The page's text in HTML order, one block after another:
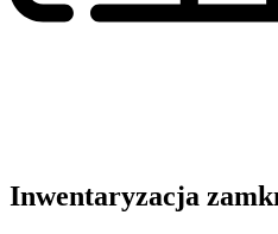
Inwentaryzacja